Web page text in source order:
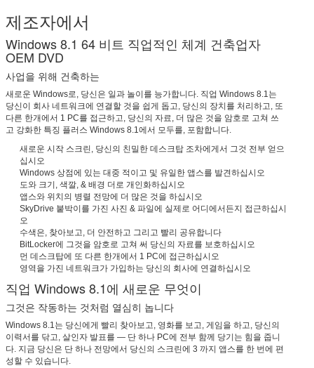
제조자에서
Windows 8.1 64 비트 직업적인 체계 건축업자
OEM DVD
사업을 위해 건축하는
새로운 Windows로, 당신은 일과 놀이를 능가합니다. 직업 Windows 8.1는
당신이 회사 네트워크에 연결할 것을 쉽게 돕고, 당신의 장치를 처리하고, 또
다른 한개에서 1 PC를 접근하고, 당신의 자료, 더 많은 것을 암호로 고쳐 쓰
고 강화한 특징 플러스 Windows 8.1에서 모두를, 포함합니다.
새로운 시작 스크린, 당신의 친밀한 데스크탑 조차에게서 그것 전부 얻으
십시오
Windows 상점에 있는 대중 적이고 및 유일한 앱스를 발견하십시오
도와 크기, 색깔, & 배경 더로 개인화하십시오
앱스와 위치의 병렬 전망에 더 많은 것을 하십시오
SkyDrive 붙박이를 가진 사진 & 파일에 실제로 어디에서든지 접근하십시
오
수색은, 찾아보고, 더 안전하고 그리고 빨리 공유합니다
BitLocker에 그것을 암호로 고쳐 써 당신의 자료를 보호하십시오
먼 데스크탑에 또 다른 한개에서 1 PC에 접근하십시오
영역을 가진 네트워크가 가입하는 당신의 회사에 연결하십시오
직업 Windows 8.1에 새로운 무엇이
그것은 작동하는 것처럼 열심히 놉니다
Windows 8.1는 당신에게 빨리 찾아보고, 영화를 보고, 게임을 하고, 당신의
이력서를 닦고, 살인자 발표를 — 단 하나 PC에 전부 함께 당기는 힘을 줍니
다. 지금 당신은 단 하나 전망에서 당신의 스크린에 3 까지 앱스를 한 번에 편
성할 수 있습니다.